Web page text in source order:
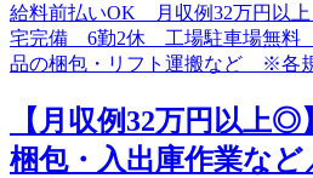
【月収例32万円以上
梱包・入出庫作業な